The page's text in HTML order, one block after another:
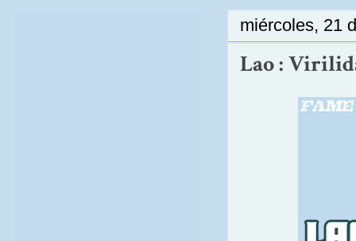
miércoles, 21
Lao :